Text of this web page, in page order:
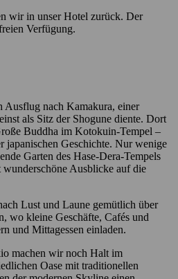
wir in unser Hotel zurück. Der
Verfügung.
Ausflug nach Kamakura, einer
als Sitz der Shogune diente. Dort
Buddha im Kotokuin-Tempel –
japanischen Geschichte. Nur wenige
Garten des Hase-Dera-Tempels
Ausblicke auf die
Lust und Laune gemütlich über
wo kleine Geschäfte, Cafés und
und Mittagessen einladen.
machen wir noch Halt im
Oase mit traditionellen